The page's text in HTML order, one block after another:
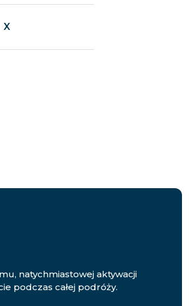
X
natychmiastowej aktywacji
podczas całej podróży.